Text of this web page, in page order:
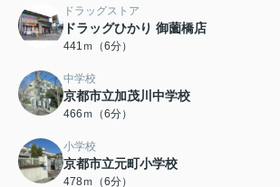
ドラッグストア
ドラッグひかり 御薗橋店
441ｍ（6分）
中学校
京都市立加茂川中学校
466ｍ（6分）
小学校
京都市立元町小学校
478ｍ（6分）